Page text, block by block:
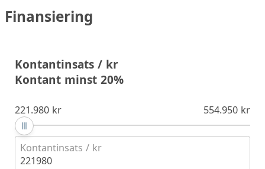
Finansiering
Kontantinsats / kr
Kontant minst 20%
221.980 kr 554.950 kr
Kontantinsats / kr
221980